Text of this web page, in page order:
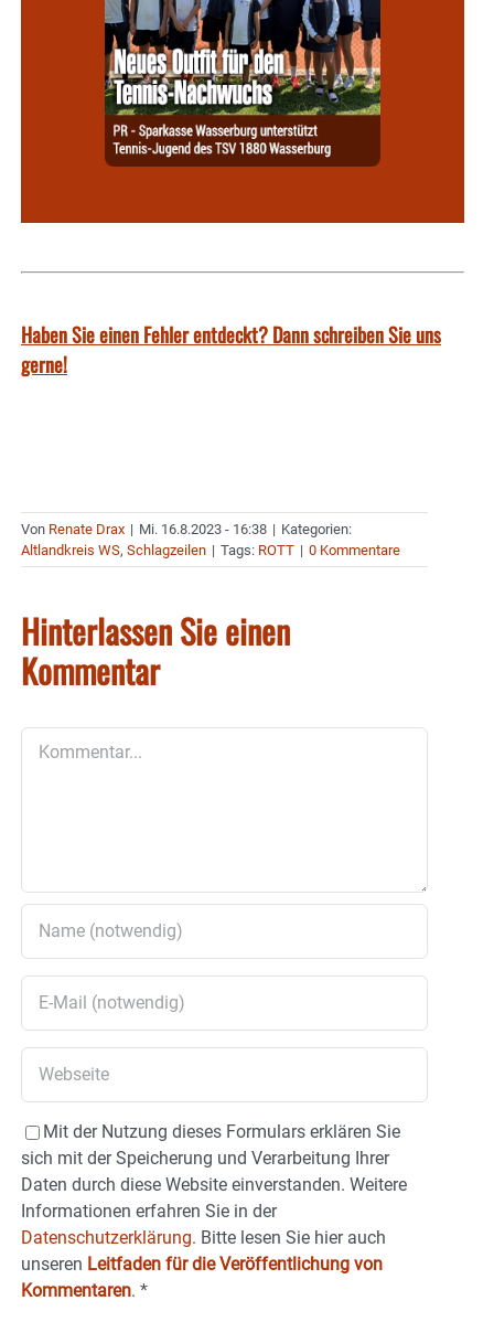
Haben Sie einen Fehler entdeckt? Dann schreiben Sie uns
gerne!
Von Renate Drax | Mi. 16.8.2023 - 16:38 | Kategorien:
Altlandkreis WS, Schlagzeilen | Tags: ROTT | 0 Kommentare
Hinterlassen Sie einen
Kommentar
Mit der Nutzung dieses Formulars erklären Sie
sich mit der Speicherung und Verarbeitung Ihrer
Daten durch diese Website einverstanden. Weitere
Informationen erfahren Sie in der
Datenschutzerklärung. Bitte lesen Sie hier auch
unseren Leitfaden für die Veröffentlichung von
Kommentaren. *